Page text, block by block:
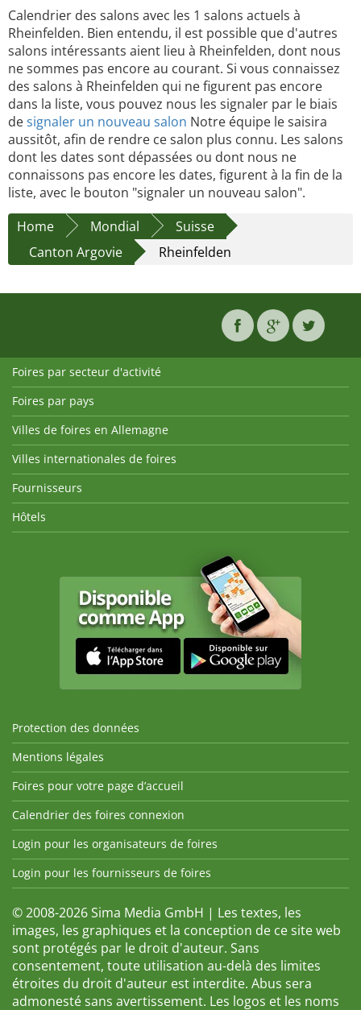
Calendrier des salons avec les 1 salons actuels à
Rheinfelden. Bien entendu, il est possible que d'autres
salons intéressants aient lieu à Rheinfelden, dont nous
ne sommes pas encore au courant. Si vous connaissez
des salons à Rheinfelden qui ne figurent pas encore
dans la liste, vous pouvez nous les signaler par le biais
designaler un nouveau salon Notre équipe le saisira
aussitôt, afin de rendre ce salon plus connu. Les salons
dont les dates sont dépassées ou dont nous ne
connaissons pas encore les dates, figurent à la fin de la
liste, avec le bouton "signaler un nouveau salon".
Home
Mondial
Suisse
Canton Argovie
Rheinfelden
Foires par secteur d'activité
Foires par pays
Villes de foires en Allemagne
Villes internationales de foires
Fournisseurs
Hôtels
Protection des données
Mentions légales
Foires pour votre page d’accueil
Calendrier des foires connexion
Login pour les organisateurs de foires
Login pour les fournisseurs de foires
© 2008-2026 Sima Media GmbH | Les textes, les
images, les graphiques et la conception de ce site web
sont protégés par le droit d'auteur. Sans
consentement, toute utilisation au-delà des limites
étroites du droit d'auteur est interdite. Abus sera
admonesté sans avertissement. Les logos et les noms